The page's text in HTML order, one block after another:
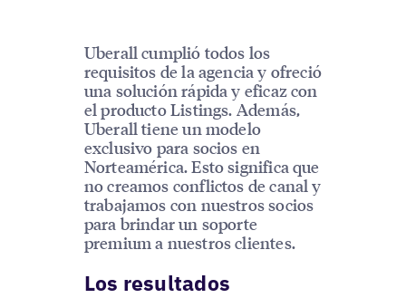
Uberall cumplió todos los
requisitos de la agencia y ofreció
una solución rápida y eficaz con
el producto Listings. Además,
Uberall tiene un modelo
exclusivo para socios en
Norteamérica. Esto significa que
no creamos conflictos de canal y
trabajamos con nuestros socios
para brindar un soporte
premium a nuestros clientes.
Los resultados